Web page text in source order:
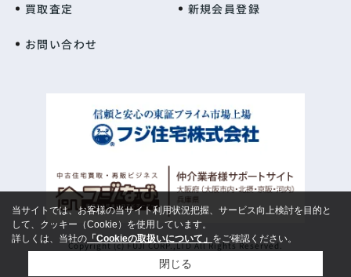
買取査定 新規会員登録
お問い合わせ
Copyright (c) FUJI CORP.,LTD All Rights Reserved.
当サイトでは、お客様の当サイト利用状況把握、サービス向上検討を目的と
して、クッキー（Cookie）を使用しています。
詳しくは、当社の 「Cookieの取扱いについて」 をご確認ください。
閉じる